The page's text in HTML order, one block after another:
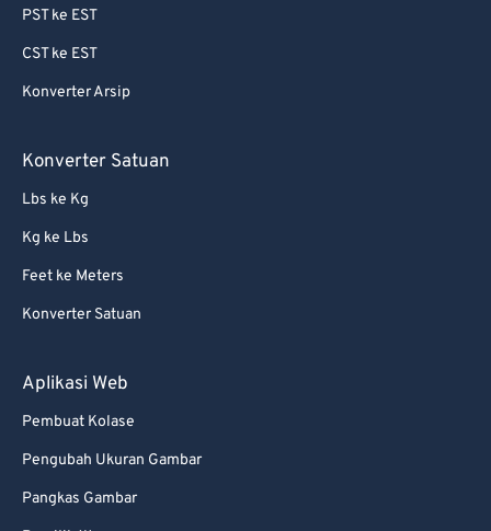
PST ke EST
CST ke EST
Konverter Arsip
Konverter Satuan
Lbs ke Kg
Kg ke Lbs
Feet ke Meters
Konverter Satuan
Aplikasi Web
Pembuat Kolase
Pengubah Ukuran Gambar
Pangkas Gambar